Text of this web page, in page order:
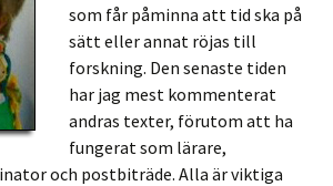
som får påminna att tid ska på
sätt eller annat röjas till
forskning. Den senaste tiden
har jag mest kommenterat
andras texter, förutom att ha
fungerat som lärare,
och postbiträde. Alla är viktiga